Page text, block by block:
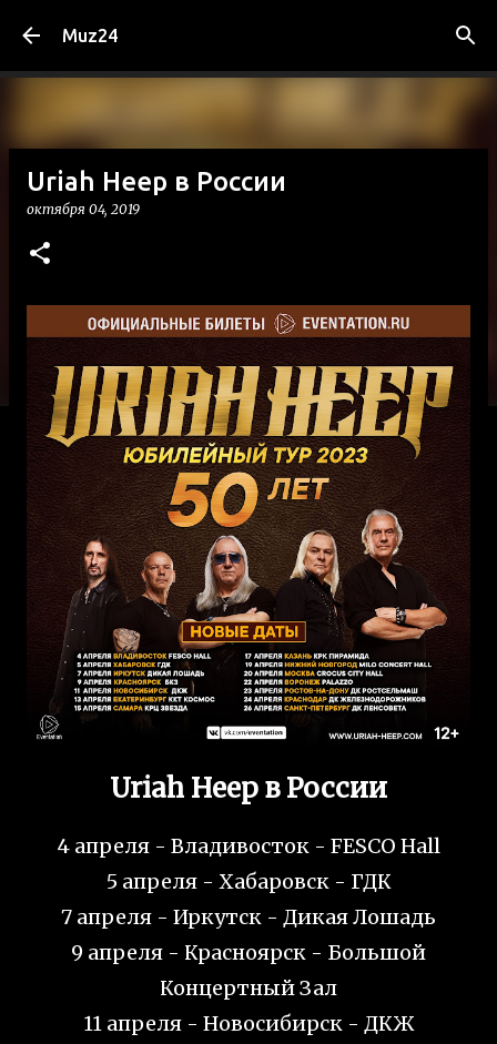
Muz24
Uriah Heep в России
октября 04, 2019
Uriah Heep в России
4 апреля - Владивосток - FESCO Hall
5 апреля - Хабаровск - ГДК
7 апреля - Иркутск - Дикая Лошадь
9 апреля - Красноярск - Большой
Концертный Зал
11 апреля - Новосибирск - ДКЖ